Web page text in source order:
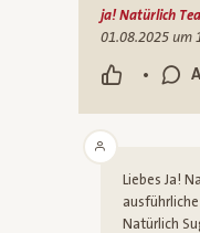
•
ja! Natürlich
01.08.2025 um
Liebes Ja!
Natürlich